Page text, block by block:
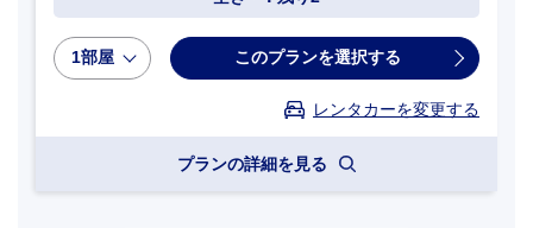
1部屋 このプランを選択する
レンタカーを変更する
プランの詳細を見る